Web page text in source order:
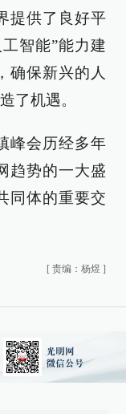
提供了良好平
智能”能力建
确保新兴的人
了机遇。
峰会历经多年
趋势的一大盛
同体的重要交
[ 责编：杨煜 ]